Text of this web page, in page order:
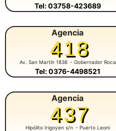
Tel: 03758-423689
Agencia
418
Av. San Martín 1836 - Gobernador Roca
Tel: 0376-4498521
Agencia
437
Hipólito Irigoyen s/n - Puerto Leoni